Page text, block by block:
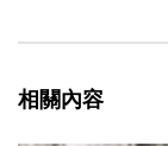
相關內容